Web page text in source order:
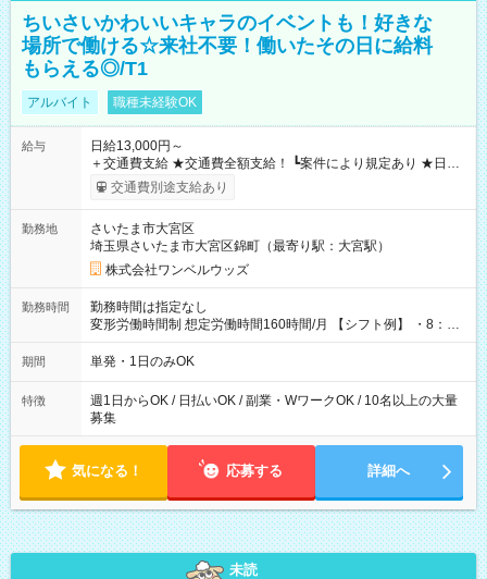
ちいさいかわいいキャラのイベントも！好きな
場所で働ける☆来社不要！働いたその日に給料
もらえる◎/T1
アルバイト 職種未経験OK
給与
日給13,000円～
＋交通費支給 ★交通費全額支給！ ┗案件により規定あり ★日払
いOK！（規定あり） ┗働いたその日に現金GET♪ お仕事後はコ
ンビニATMから 日払い分を引き落とせます！ 【試用期間】試
交通費別途支給あり
勤務地
さいたま市大宮区
埼玉県さいたま市大宮区錦町（最寄り駅：大宮駅）
株式会社ワンベルウッズ
勤務時間
勤務時間は指定なし
変形労働時間制 想定労働時間160時間/月 【シフト例】 ・8：00
～21：00
期間 単発・1日のみOK
特徴
週1日からOK / 日払いOK / 副業・WワークOK / 10名以上の大量
募集
気になる！ 応募する 詳細へ
未読